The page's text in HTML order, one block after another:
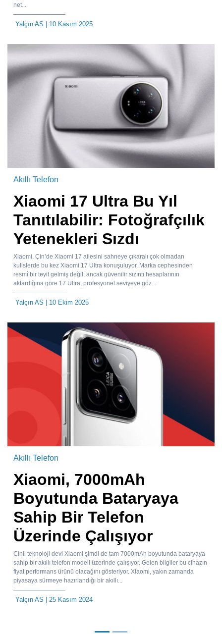
net...
Yalçın AS | 10 Kasım 2025
Akıllı Telefon
Xiaomi 17 Ultra Bu Yıl
Tanıtılabilir: Fotoğrafçılık
Yetenekleri Sızdı
Xiaomi, Çin’de Xiaomi 17 ailesini sahneye çıkaralı çok olmadan
kulislerde bu kez Xiaomi 17 Ultra konuşuluyor. Marka cephesinden
resmî bir teyit gelmiş değil; ancak güvenilir sızıntı hesaplarının
aktardığına göre 17 Ultra, profesyonel seviyeye göz...
Yalçın AS | 10 Ekim 2025
Akıllı Telefon
Xiaomi, 7000mAh
Boyutunda Bataryaya
Sahip Bir Telefon
Üzerinde Çalışıyor
Çinli teknoloji devi Xiaomi şimdi de tam 7000mAh boyutunda bataryaya
sahip bir akıllı telefon modeli üzerinde çalışıyor. Gelen bilgiler bu cihazın
fiyat performans ürünü olacağını gösteriyor. Xiaomi, yakın zamanda
piyasaya sürmeye hazırlandığı bir akıllı...
Yalçın AS | 25 Kasım 2024